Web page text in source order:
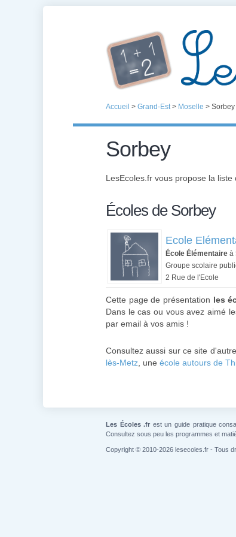
Accueil > Grand-Est> Moselle > Sorbey
Sorbey
LesEcoles.fr vous propose la liste
Écoles de Sorbey
Ecole
École Élémentaire à
Groupe scolaire
2 Rue de l'Ecole
Cette page de présentation les
Dans le cas ou vous avez aimé
par email à vos amis !
Consultez aussi sur ce site
lès-Metz , une école autours de
Les Écoles .fr est un guide pratique
Consultez sous peu les programmes et
Copyright © 2010-2026 lesecoles.fr - Tous